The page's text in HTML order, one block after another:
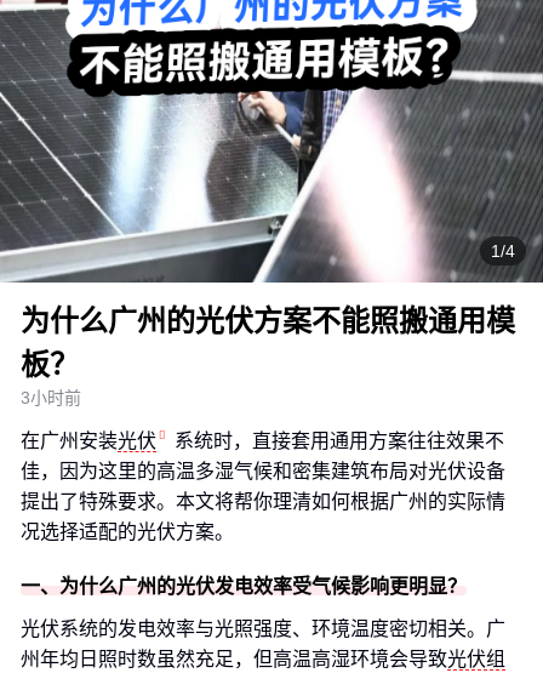
1/4
为什么广州的光伏方案不能照搬通用模
板？
3小时前
在广州安装光伏
系统时，直接套用通用方案往往效果不
佳，因为这里的高温多湿气候和密集建筑布局对光伏设备
提出了特殊要求。本文将帮你理清如何根据广州的实际情
况选择适配的光伏方案。
一、为什么广州的光伏发电效率受气候影响更明显？
光伏系统的发电效率与光照强度、环境温度密切相关。广
州年均日照时数虽然充足，但高温高湿环境会导致光伏组